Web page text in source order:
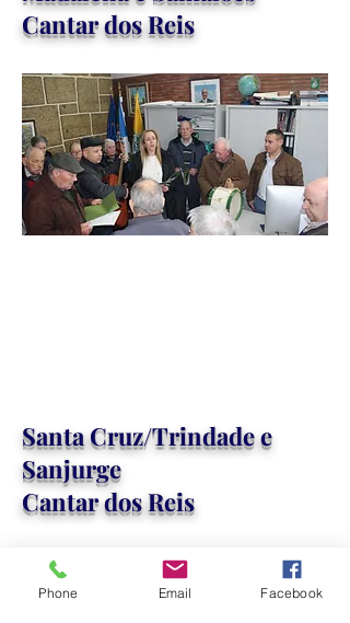
Cantar dos Reis
Santa Cruz/Trindade e
Sanjurge
​Cantar dos Reis
Phone Email Facebook